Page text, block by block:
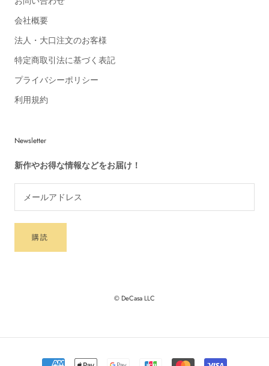
会社概要
法人・大口注文のお客様
特定商取引法に基づく表記
プライバシーポリシー
利用規約
Newsletter
新作やお得な情報などをお届け！
購読
© DeCasa LLC